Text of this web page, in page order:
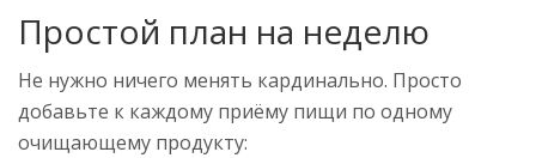
Простой план на неделю
Не нужно ничего менять кардинально. Просто
добавьте к каждому приёму пищи по одному
очищающему продукту: